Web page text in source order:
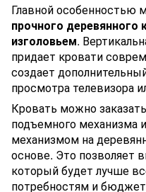
Главной особенностью
прочного
изголовьем.
придает кровати
создает
просмотра телевизора
Кровать можно
подъемного механизма
механизмом на
основе. Это позволяет
который будет лучше
потребностям и